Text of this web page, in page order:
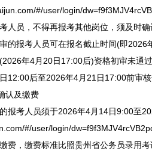
#/user/login/
人员，不得再报考其他岗位，须及时确
报考人员可在报名截止时间(即2026
年4月20日17:00后)资格初审未通过
后至2026年4月21日17:00前审核
及缴费
考人员须于2026年4月14日9:00至
#/user/login/
费，缴费标准比照贵州省公务员录用考